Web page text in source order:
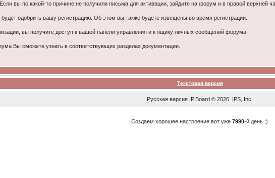
вы по какой-то причине не получили письма для активации, зайдите на форум и в правой верхней
одобрить вашу регистрацию. Об этом вы также будете извещены во время регистрации.
вы получите доступ к вашей панели управления и к ящику личных сообщений форума.
Вы сможете узнать в соответствующих разделах документации.
Текстовая версия
Русская версия IP.Board© 2026 IPS, Inc
Создаем хорошее настроение вот уже7990-й день :)